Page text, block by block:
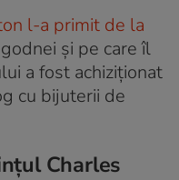
l-a primit de la
și pe care îl
a fost achiziționat
cu bijuterii de
Charles